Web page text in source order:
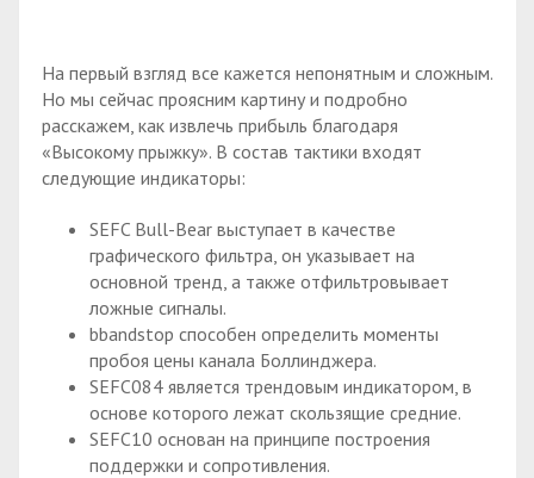
На первый взгляд все кажется непонятным и сложным.
Но мы сейчас проясним картину и подробно
расскажем, как извлечь прибыль благодаря
«Высокому прыжку». В состав тактики входят
следующие индикаторы:
SEFC Bull-Bear выступает в качестве
графического фильтра, он указывает на
основной тренд, а также отфильтровывает
ложные сигналы.
bbandstop способен определить моменты
пробоя цены канала Боллинджера.
SEFC084 является трендовым индикатором, в
основе которого лежат скользящие средние.
SEFC10 основан на принципе построения
поддержки и сопротивления.